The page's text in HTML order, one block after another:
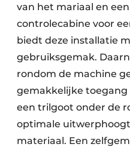
van het mariaal en
controlecabine voor
biedt deze installatie
gebruiksgemak.
rondom de machine
gemakkelijke
een trilgoot onder de
optimale
materiaal. Een